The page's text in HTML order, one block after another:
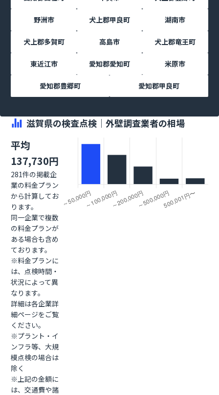
野洲市 犬上郡甲良町 湖南市
犬上郡多賀町 高島市 犬上郡竜王町
東近江市 愛知郡愛知町 米原市
愛知郡豊郷町 愛知郡甲良町
滋賀県の検査点検｜外壁調査業者の相場
平均
137,730円
281件の掲載企
業の料金プラン
から計算してお
ります。
同一企業で複数
の料金プランが
ある場合も含め
ております。
※料金プランに
は、点検時間・
状況によって異
なります。
詳細は各企業詳
細ページをご覧
ください。
※プラント・イ
ンフラ等、大規
模点検の場合は
除く
※上記の金額に
は、交通費や諸